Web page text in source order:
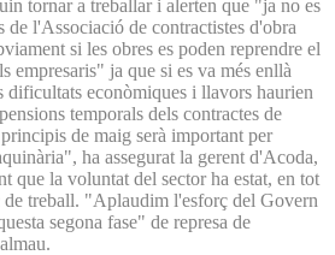
tornar a treballar i alerten que "ja no es
de l'Associació de contractistes d'obra
si les obres es poden reprendre el
empresaris" ja que si es va més enllà
dificultats econòmiques i llavors haurien
temporals dels contractes de
de maig serà important per
ha assegurat la gerent d'Acoda,
que la voluntat del sector ha estat, en tot
treball. "Aplaudim l'esforç del Govern
segona fase" de represa de